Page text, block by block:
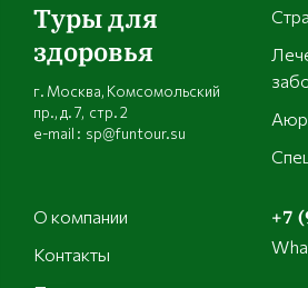
Туры для
здоровья
г. Москва, Комсомольский
пр., д. 7, стр. 2
e-mail : sp@funtour.su
О компании
Контакты
+7